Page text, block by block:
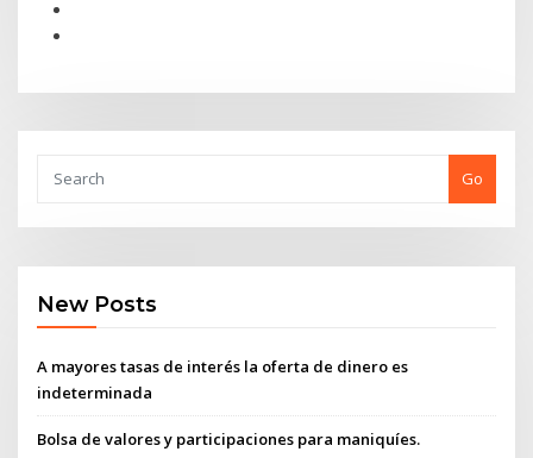
Go
New Posts
A mayores tasas de interés la oferta de dinero es
indeterminada
Bolsa de valores y participaciones para maniquíes.